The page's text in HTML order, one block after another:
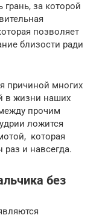
грань, за которой
позволяет
близости ради
причиной многих
в жизни наших
прочим
ложится
которая
и навсегда.
без